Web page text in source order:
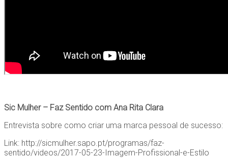
Sic Mulher – Faz Sentido com Ana Rita Clara
Entrevista sobre como criar uma marca pessoal de sucesso:
Link: http://sicmulher.sapo.pt/programas/faz-
sentido/videos/2017-05-23-Imagem-Profissional-e-Estilo